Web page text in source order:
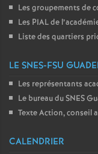
Les groupements de
Les PIAL de
Liste des quartiers
LE SNES-FSU
Les représentants
Le bureau du SNES
Texte Action, conseil
CALENDRIER